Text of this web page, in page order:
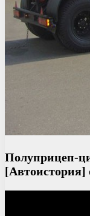
Полуприцеп-
[Автоистория]